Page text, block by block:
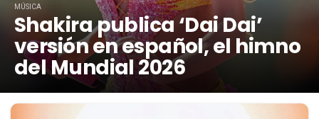
MÚSICA
Shakira publica ‘Dai Dai’
versión en español, el himno
del Mundial 2026